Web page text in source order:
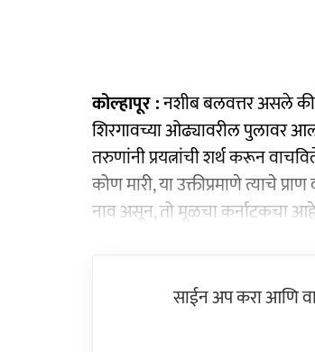
कोल्हापूर :नशीब बलवत्तर असले की
शिरगावच्या ओढ्यावरील पुलावर
तरुणांनी प्रयत्नांची शर्थ करून
कोण मारी, या उक्तीप्रमाणे त्याचे
नाव असून, तो मूळचा कर्नाटकचा
साईन अप करा आणि